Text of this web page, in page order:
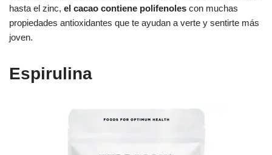
hasta el zinc, el cacao contiene polifenoles con muchas
propiedades antioxidantes que te ayudan a verte y sentirte más
joven.
Espirulina